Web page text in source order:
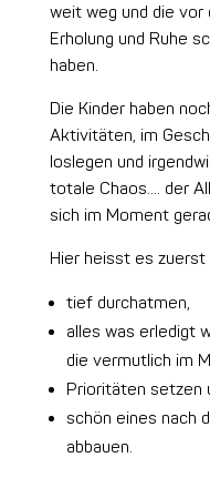
weit weg und die vor
Erholung und Ruhe
haben.
Die Kinder haben
Aktivitäten, im
loslegen und
totale Chaos…. der
sich im Moment
Hier heisst es zuerst
tief durchatmen,
alles was erledigt
die vermutlich im
Prioritäten setzen
schön eines nach
abbauen.